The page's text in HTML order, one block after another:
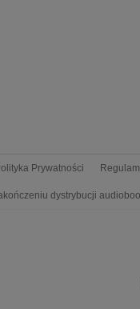
Prywatności
dystrybucji